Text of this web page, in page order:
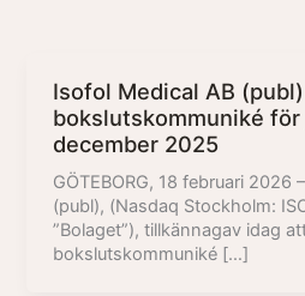
Isofol Medical AB
bokslutskommuniké för
december 2025
GÖTEBORG, 18 februari 2026
(publ), (Nasdaq Stockholm:
”Bolaget”), tillkännagav idag
bokslutskommuniké […]